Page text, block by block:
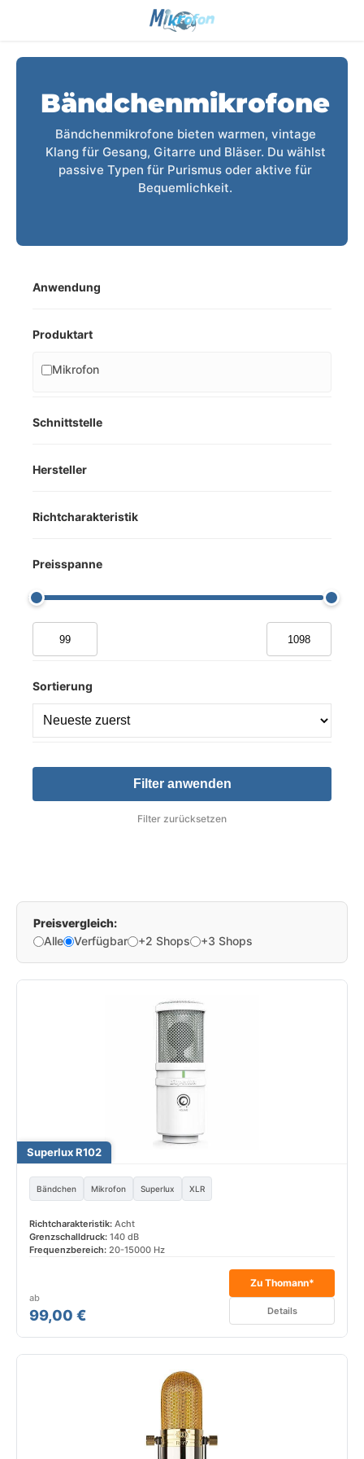
Bändchenmikrofone
Bändchenmikrofone bieten warmen, vintage
Klang für Gesang, Gitarre und Bläser. Du wählst
passive Typen für Purismus oder aktive für
Bequemlichkeit.
Anwendung
Produktart
Mikrofon
Schnittstelle
Hersteller
Richtcharakteristik
Preisspanne
Sortierung
Filter anwenden
Filter zurücksetzen
Preisvergleich:
Alle
Verfügbar +2 Shops +3 Shops
Superlux R102
Bändchen Mikrofon Superlux XLR
Richtcharakteristik: Acht
Grenzschalldruck: 140 dB
Frequenzbereich: 20-15000 Hz
ab
99,00 €
Zu Thomann*
Details